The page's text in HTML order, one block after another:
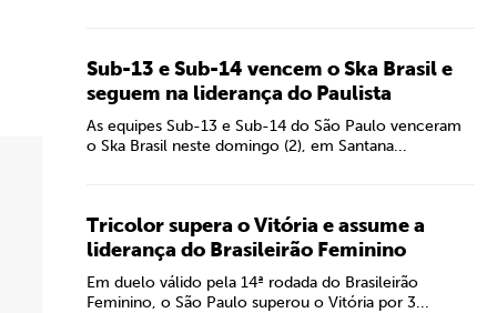
Sub-13 e Sub-14 vencem o Ska Brasil e
seguem na liderança do Paulista
As equipes Sub-13 e Sub-14 do São Paulo venceram
o Ska Brasil neste domingo (2), em Santana...
Tricolor supera o Vitória e assume a
liderança do Brasileirão Feminino
Em duelo válido pela 14ª rodada do Brasileirão
Feminino, o São Paulo superou o Vitória por 3...